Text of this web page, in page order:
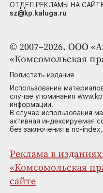
© 2007–2026. ООО
«Комсомольская
Полистать издания
Использование
случае упоминания
информации.
В случае использования
активная индексируемая
без заключения в no-
Реклама в
«Комсомольская
сайте
ОТДЕЛ РЕКЛАМЫ НА
sz@kp.kaluga.ru